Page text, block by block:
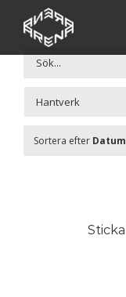
Fortsätt
innehållet
Sortera efter Datum